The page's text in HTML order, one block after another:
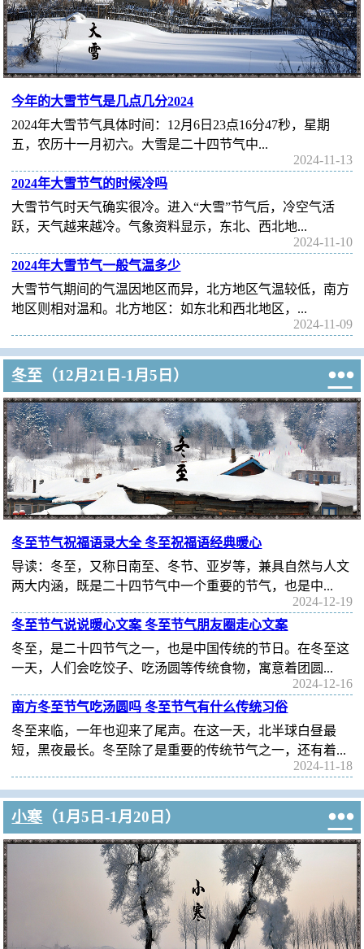
今年的大雪节气是几点几分2024
2024年大雪节气具体时间：12月6日23点16分47秒，星期
五，农历十一月初六。大雪是二十四节气中...
2024-11-13
2024年大雪节气的时候冷吗
‌大雪节气时天气确实很冷‌。进入“大雪”节气后，冷空气活
跃，天气越来越冷。气象资料显示，东北、西北地...
2024-11-10
2024年大雪节气一般气温多少
大雪节气期间的气温因地区而异，北方地区气温较低，南方
地区则相对温和。‌北方地区‌：如东北和西北地区，...
2024-11-09
冬至 （12月21日-1月5日） 
冬至节气祝福语录大全 冬至祝福语经典暖心
导读：冬至，又称日南至、冬节、亚岁等，兼具自然与人文
两大内涵，既是二十四节气中一个重要的节气，也是中...
2024-12-19
冬至节气说说暖心文案 冬至节气朋友圈走心文案
冬至，是二十四节气之一，也是中国传统的节日。在冬至这
一天，人们会吃饺子、吃汤圆等传统食物，寓意着团圆...
2024-12-16
南方冬至节气吃汤圆吗 冬至节气有什么传统习俗
冬至来临，一年也迎来了尾声。在这一天，北半球白昼最
短，黑夜最长。冬至除了是重要的传统节气之一，还有着...
2024-11-18
小寒 （1月5日-1月20日） 